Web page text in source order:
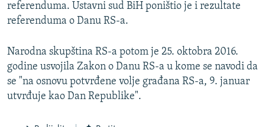
referenduma. Ustavni sud BiH poništio je i rezultate
referenduma o Danu RS-a.
Narodna skupština RS-a potom je 25. oktobra 2016.
godine usvojila Zakon o Danu RS-a u kome se navodi da
se "na osnovu potvrđene volje građana RS-a, 9. januar
utvrđuje kao Dan Republike".